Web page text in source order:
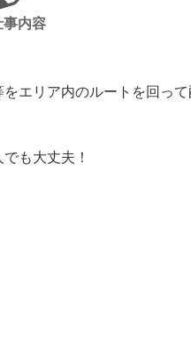
事内容
エリア内のルートを回っ
も大丈夫！